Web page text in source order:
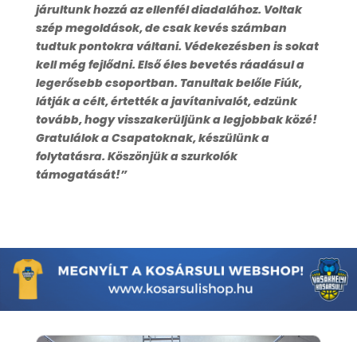
járultunk hozzá az ellenfél diadalához. Voltak
szép megoldások, de csak kevés számban
tudtuk pontokra váltani. Védekezésben is sokat
kell még fejlődni. Első éles bevetés ráadásul a
legerősebb csoportban. Tanultak belőle Fiúk,
látják a célt, értették a javítanivalót, edzünk
tovább, hogy visszakerüljünk a legjobbak közé!
Gratulálok a Csapatoknak, készülünk a
folytatásra. Köszönjük a szurkolók
támogatását!”